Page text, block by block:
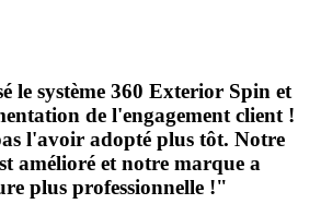
le système 360 ​​Exterior Spin et
de l'engagement client !
l'avoir adopté plus tôt. Notre
amélioré et notre marque a
plus professionnelle !"